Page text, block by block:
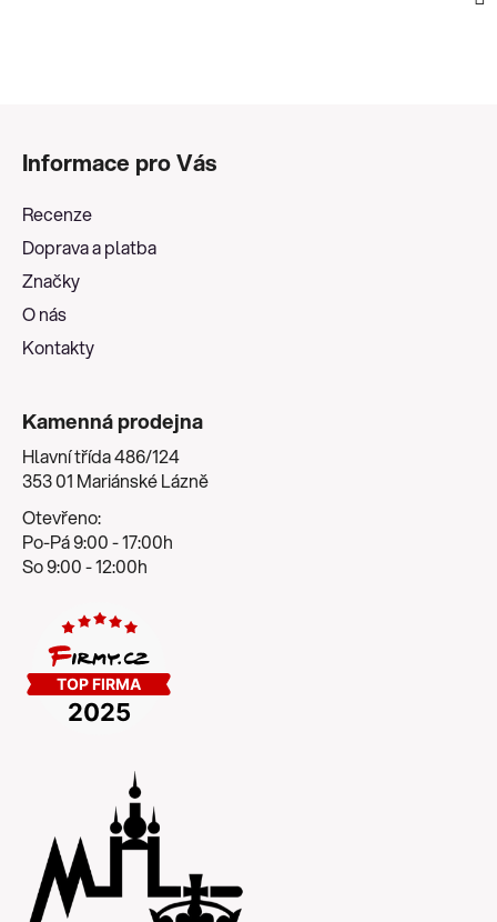
Informace pro Vás
Recenze
Doprava a platba
Značky
O nás
Kontakty
Kamenná prodejna
Hlavní třída 486/124
353 01 Mariánské Lázně
Otevřeno:
Po-Pá 9:00 - 17:00h
So 9:00 - 12:00h